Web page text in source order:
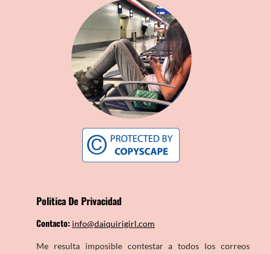
Politica De Privacidad
Contacto: info@daiquirigirl.com
Me resulta imposible contestar a todos los correos